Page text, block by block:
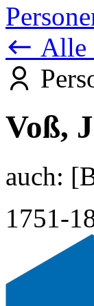
Alle
Voß,
auch:
1751-